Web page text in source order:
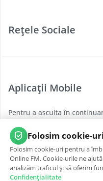
Țări
Rețele Sociale
Instagram
Aplicații Mobile
Pentru a asculta în
oriunde.
App Store
Folosim cookie-uri
Folosim cookie-uri pentru a
Online FM. Cookie-urile ne
analizăm traficul și să oferim
Confidențialitate